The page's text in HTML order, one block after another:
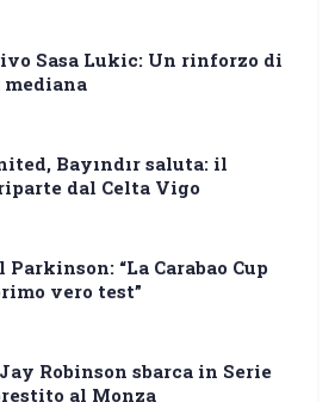
Sasa Lukic: Un rinforzo di
mediana
Bayındır saluta: il
dal Celta Vigo
“La Carabao Cup
vero test”
Robinson sbarca in Serie
al Monza